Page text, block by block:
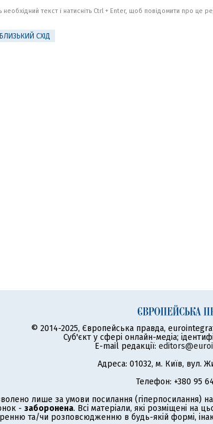
необхідний текст і натисніть Ctrl + Enter, щоб повідомити про це
БЛИЗЬКИЙ СХІД
© 2014-2025, Європейська правда,
Суб'єкт у сфері онлайн-медіа;
E-mail редакції:
Адреса: 01032, м. Київ, вул.
Телефон: +380 95
лише за умови посилання (гіперпосилання)
- заборонена. Всі матеріали, які розміщені на
та/чи розповсюдженню в будь-якій формі,